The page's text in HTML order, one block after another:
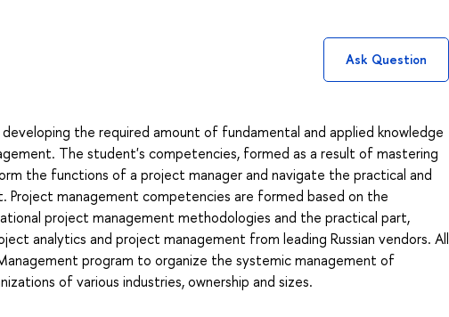
Ask Question
the required amount of fundamental and applied knowledge
The student's competencies, formed as a result of mastering
the functions of a project manager and navigate the practical and
management competencies are formed based on the
project management methodologies and the practical part,
analytics and project management from leading Russian vendors. All
program to organize the systemic management of
of various industries, ownership and sizes.